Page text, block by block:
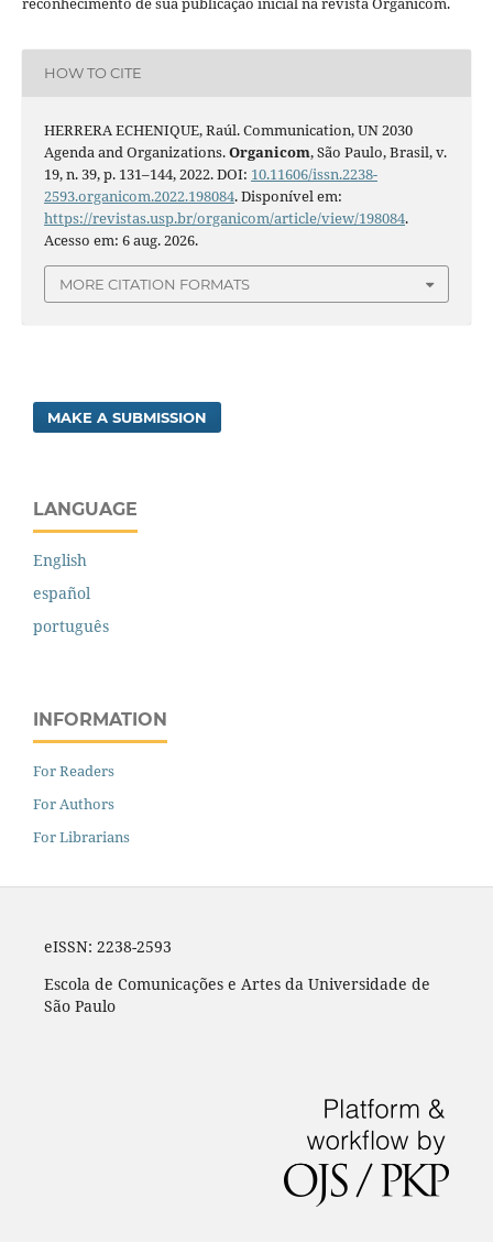
HOW TO CITE
HERRERA ECHENIQUE, Raúl. Communication, UN 2030
Agenda and Organizations.Organicom, São Paulo, Brasil, v.
19, n. 39, p. 131–144, 2022. DOI: 10.11606/issn.2238-
2593.organicom.2022.198084. Disponível em:
https://revistas.usp.br/organicom/article/view/198084.
Acesso em: 6 aug. 2026.
MORE CITATION FORMATS
MAKE A SUBMISSION
LANGUAGE
English
español
português
INFORMATION
For Readers
For Authors
For Librarians
eISSN: 2238-2593
Escola de Comunicações e Artes da Universidade de
São Paulo